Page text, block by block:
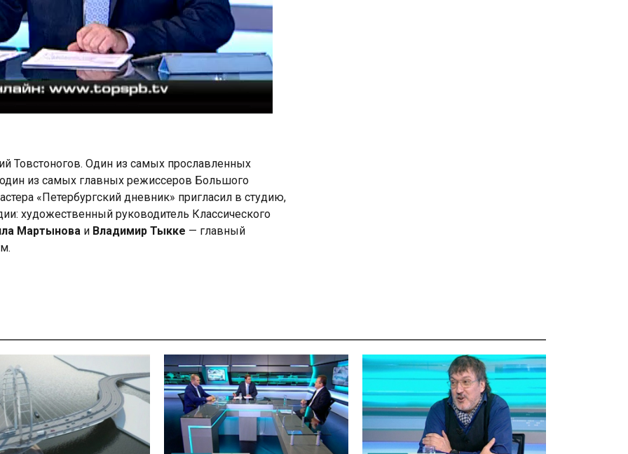
Товстоногов. Один из самых прославленных
из самых главных режиссеров Большого
«Петербургский дневник» пригласил в студию,
художественный руководитель Классического
Мартынова и Владимир Тыкке — главный